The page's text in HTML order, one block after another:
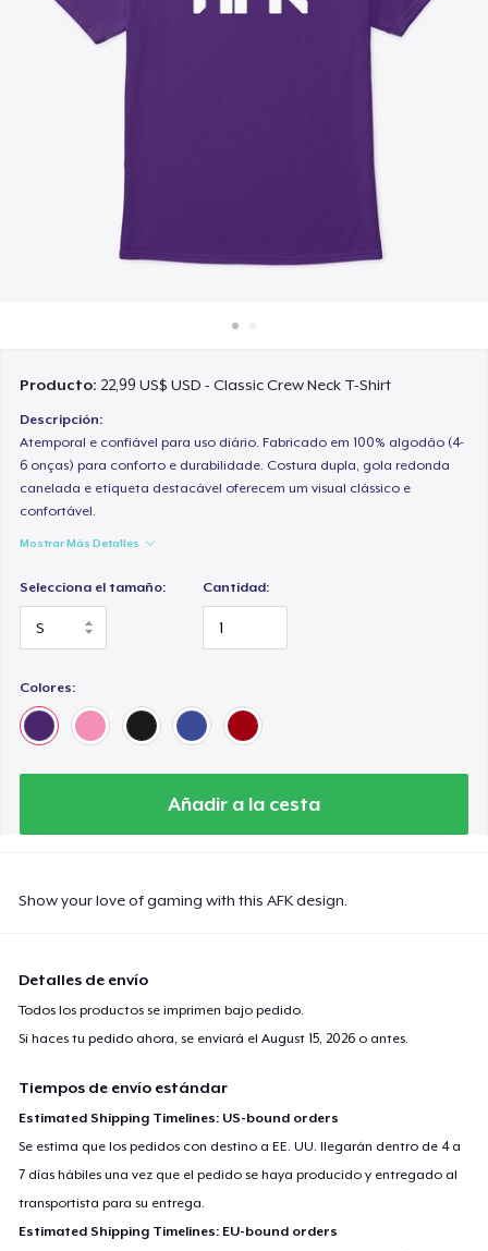
Producto: 22,99 US$ USD - Classic Crew Neck T-Shirt
Descripción:
Atemporal e confiável para uso diário. Fabricado em 100% algodão (4-
6 onças) para conforto e durabilidade. Costura dupla, gola redonda
canelada e etiqueta destacável oferecem um visual clássico e
confortável.
Mostrar Más Detalles
Selecciona el tamaño: Cantidad:
Colores:
Añadir a la cesta
Show your love of gaming with this AFK design.
Detalles de envío
Todos los productos se imprimen bajo pedido.
Si haces tu pedido ahora, se enviará elAugust 15, 2026 o antes.
Tiempos de envío estándar
Estimated Shipping Timelines: US-bound orders
Se estima que los pedidos con destino a EE. UU. llegarán dentro de 4 a
7 días hábiles una vez que el pedido se haya producido y entregado al
transportista para su entrega.
Estimated Shipping Timelines: EU-bound orders